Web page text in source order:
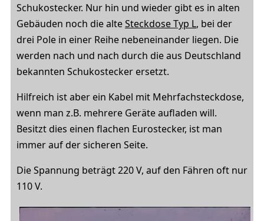
Schukostecker. Nur hin und wieder gibt es in alten
Gebäuden noch die alteSteckdose Typ L, bei der
drei Pole in einer Reihe nebeneinander liegen. Die
werden nach und nach durch die aus Deutschland
bekannten Schukostecker ersetzt.
Hilfreich ist aber ein Kabel mit Mehrfachsteckdose,
wenn man z.B. mehrere Geräte aufladen will.
Besitzt dies einen flachen Eurostecker, ist man
immer auf der sicheren Seite.
Die Spannung beträgt 220 V, auf den Fähren oft nur
110 V.